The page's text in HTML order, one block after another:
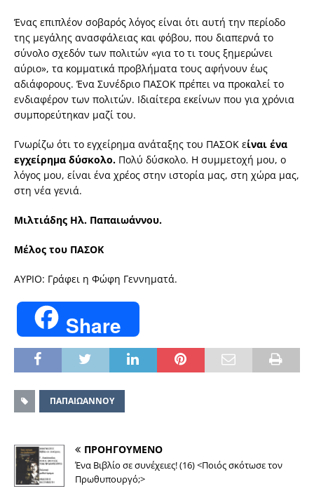
Ένας επιπλέον σοβαρός λόγος είναι ότι αυτή την περίοδο
της μεγάλης ανασφάλειας και φόβου, που διαπερνά το
σύνολο σχεδόν των πολιτών «για το τι τους ξημερώνει
αύριο», τα κομματικά προβλήματα τους αφήνουν έως
αδιάφορους. Ένα Συνέδριο ΠΑΣΟΚ πρέπει να προκαλεί το
ενδιαφέρον των πολιτών. Ιδιαίτερα εκείνων που για χρόνια
συμπορεύτηκαν μαζί του.
Γνωρίζω ότι το εγχείρημα ανάταξης του ΠΑΣΟΚ είναι ένα
εγχείρημα δύσκολο. Πολύ δύσκολο. Η συμμετοχή μου, ο
λόγος μου, είναι ένα χρέος στην ιστορία μας, στη χώρα μας,
στη νέα γενιά.
Μιλτιάδης Ηλ. Παπαιωάννου.
Μέλος του ΠΑΣΟΚ
ΑΥΡΙΟ: Γράφει η Φώφη Γεννηματά.
Share
ΠΑΠΑΙΩΑΝΝΟΥ
ΠΡΟΗΓΟΥΜΕΝΟ
Ένα Βιβλίο σε συνέχειες! (16) <Ποιός σκότωσε τον
Πρωθυπουργό;>